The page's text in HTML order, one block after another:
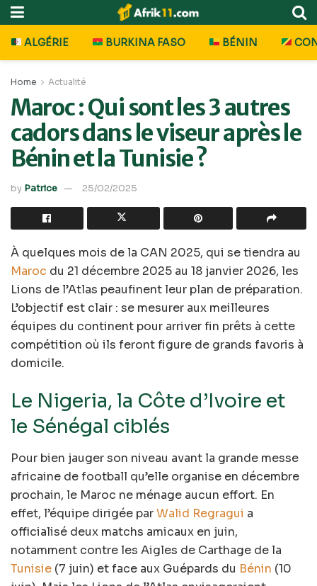
ALGÉRIE BURKINA FASO BÉNIN
Home Actualité
Maroc : Qui sont les 3 autres
cadors dans le viseur après le
Bénin et la Tunisie ?
by Patrice 25/02/2025
À quelques mois de la CAN 2025, qui se tiendra au
Maroc du 21 décembre 2025 au 18 janvier 2026, les
Lions de l’Atlas peaufinent leur plan de préparation.
L’objectif est clair : se mesurer aux meilleures
équipes du continent pour arriver fin prêts à cette
compétition où ils feront figure de grands favoris à
domicile.
Le Nigeria, la Côte d’Ivoire et
le Sénégal ciblés
Pour bien jauger son niveau avant la grande messe
africaine de football qu’elle organise en décembre
prochain, le Maroc ne ménage aucun effort. En
effet, l’équipe dirigée parWalid Regragui a
officialisé deux matchs amicaux en juin,
notamment contre les Aigles de Carthage de la
Tunisie (7 juin) et face aux Guépards du Bénin (10